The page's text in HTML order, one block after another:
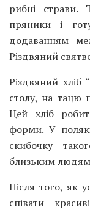
рибні страви.
пряники і
додаванням
Різдвяний
Різдвяний хліб
столу, на тацю
Цей хліб
форми. У
скибочку
близьким
Після того, як
співати